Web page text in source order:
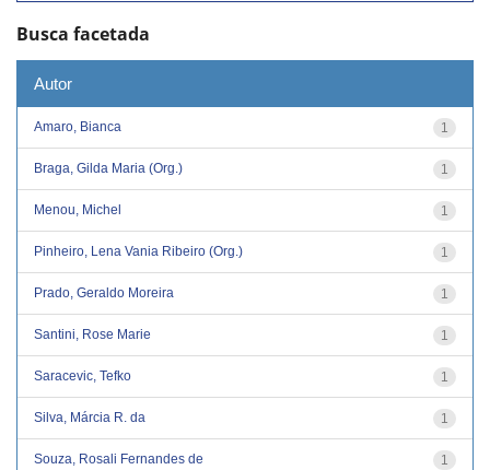
Busca facetada
Autor
1
Amaro, Bianca
1
Braga, Gilda Maria (Org.)
1
Menou, Michel
1
Pinheiro, Lena Vania Ribeiro (Org.)
1
Prado, Geraldo Moreira
1
Santini, Rose Marie
1
Saracevic, Tefko
1
Silva, Márcia R. da
1
Souza, Rosali Fernandes de